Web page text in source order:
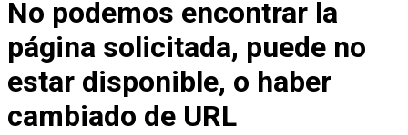
No podemos encontrar la
página solicitada, puede no
estar disponible, o haber
cambiado de URL